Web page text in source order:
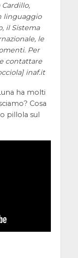
linguaggio
il Sistema
le
Per
contattare
inaf.it
ha molti
Cosa
pillola sul